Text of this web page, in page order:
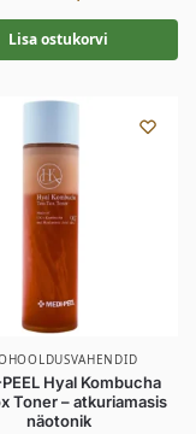
Lisa ostukorvi
Hyal Kombucha
Toner – atkuriamasis
näotonik